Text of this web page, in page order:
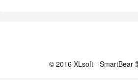
© 2016 XLsoft - SmartBear